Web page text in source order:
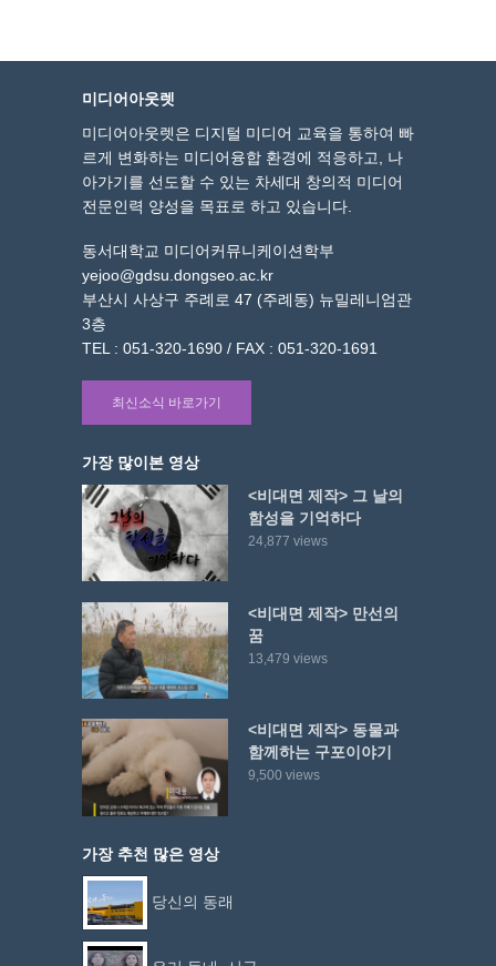
미디어아웃렛
미디어아웃렛은 디지털 미디어 교육을 통하여 빠
르게 변화하는 미디어융합 환경에 적응하고, 나
아가기를 선도할 수 있는 차세대 창의적 미디어
전문인력 양성을 목표로 하고 있습니다.
동서대학교 미디어커뮤니케이션학부
yejoo@gdsu.dongseo.ac.kr
부산시 사상구 주례로 47 (주례동) 뉴밀레니엄관
3층
TEL : 051-320-1690 / FAX : 051-320-1691
최신소식 바로가기
가장 많이본 영상
<비대면 제작> 그 날의
함성을 기억하다
24,877 views
<비대면 제작> 만선의
꿈
13,479 views
<비대면 제작> 동물과
함께하는 구포이야기
9,500 views
가장 추천 많은 영상
당신의 동래